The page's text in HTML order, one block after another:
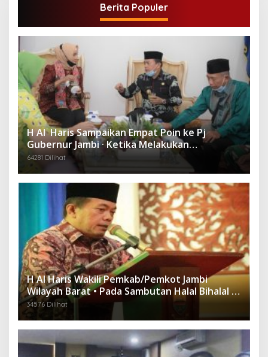
Berita Populer
H Al Haris Sampaikan Empat Poin ke Pj
Gubernur Jambi · Ketika Melakukan
Kunjungan Kerja ke Merangin
64281 Dilihat
H Al Haris Wakili Pemkab/Pemkot Jambi
Wilayah Barat • Pada Sambutan Halal Bihalal di
Gubernuran
34576 Dilihat